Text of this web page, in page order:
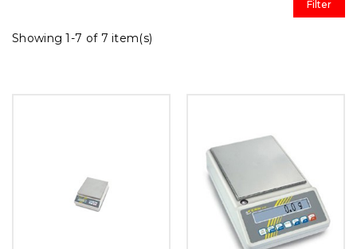
Filter
Showing 1-7 of 7 item(s)